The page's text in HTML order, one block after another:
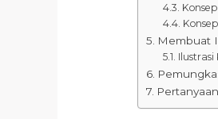
Membuat